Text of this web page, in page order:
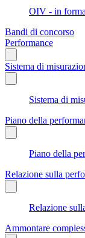
OIV - in
Bandi di concorso
Performance
Sistema di
Sistema di
Piano della
Piano della
Relazione sulla
Relazione
Ammontare